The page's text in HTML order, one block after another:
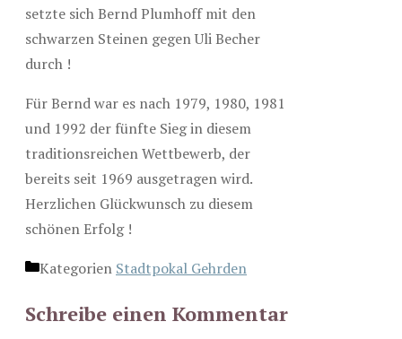
setzte sich Bernd Plumhoff mit den
schwarzen Steinen gegen Uli Becher
durch !
Für Bernd war es nach 1979, 1980, 1981
und 1992 der fünfte Sieg in diesem
traditionsreichen Wettbewerb, der
bereits seit 1969 ausgetragen wird.
Herzlichen Glückwunsch zu diesem
schönen Erfolg !
Kategorien Stadtpokal Gehrden
Schreibe einen Kommentar